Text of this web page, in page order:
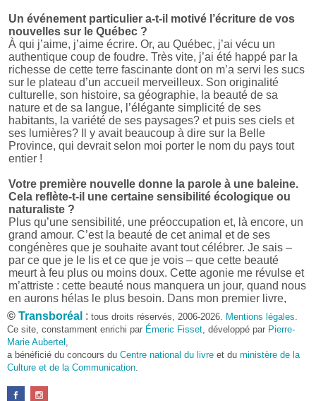
Un événement particulier a-t-il motivé l’écriture de vos
nouvelles sur le Québec ?
À qui j’aime, j’aime écrire. Or, au Québec, j’ai vécu un
authentique coup de foudre. Très vite, j’ai été happé par la
richesse de cette terre fascinante dont on m’a servi les sucs
sur le plateau d’un accueil merveilleux. Son originalité
culturelle, son histoire, sa géographie, la beauté de sa
nature et de sa langue, l’élégante simplicité de ses
habitants, la variété de ses paysages? et puis ses ciels et
ses lumières? Il y avait beaucoup à dire sur la Belle
Province, qui devrait selon moi porter le nom du pays tout
entier !
Votre première nouvelle donne la parole à une baleine.
Cela reflète-t-il une certaine sensibilité écologique ou
naturaliste ?
Plus qu’une sensibilité, une préoccupation et, là encore, un
grand amour. C’est la beauté de cet animal et de ses
congénères que je souhaite avant tout célébrer. Je sais –
par ce que je le lis et ce que je vois – que cette beauté
meurt à feu plus ou moins doux. Cette agonie me révulse et
m’attriste : cette beauté nous manquera un jour, quand nous
en aurons hélas le plus besoin. Dans mon premier livre,
j’avais pris goût à me mettre dans la peau d’une bête. Outre
l’intérêt de l’exercice littéraire, il me semble que cela peut
être un bon moyen pour transmettre certains messages.
Pourquoi avoir choisi le format des nouvelles plutôt
qu’un autre ?
D’abord parce que j’aime (décidément!) en lire !
© Transboréal : tous droits réservés, 2006-2026. Mentions légales
Ce site, constamment enrichi par Émeric Fisset , développé par Pierre-
Marie Aubertel
a bénéficié du concours du Centre national du livre et du ministère de la
Culture et de la Communication